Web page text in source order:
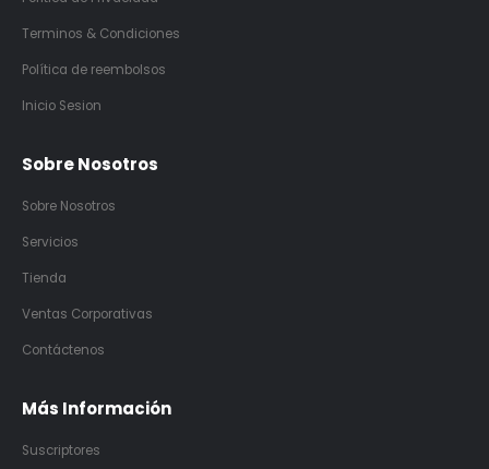
Terminos & Condiciones
Política de reembolsos
Inicio Sesion
Sobre Nosotros
Sobre Nosotros
Servicios
Tienda
Ventas Corporativas
Contáctenos
Más Información
Suscriptores